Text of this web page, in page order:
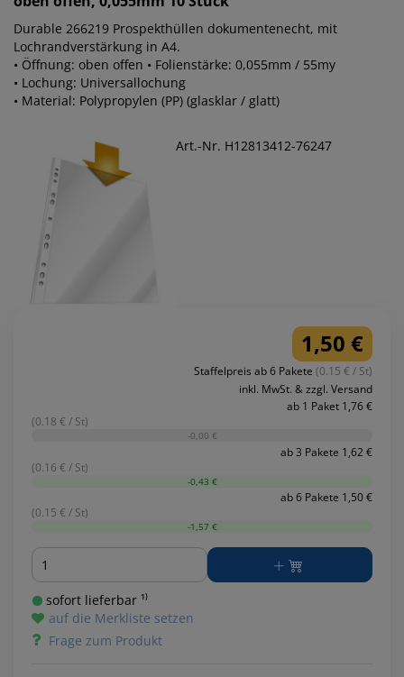
Durable 266219 Prospekthüllen dokumentenecht, mit
Lochrandverstärkung in A4.
• Öffnung: oben offen • Folienstärke: 0,055mm / 55my
• Lochung: Universallochung
• Material: Polypropylen (PP) (glasklar / glatt)
Art.-Nr. H12813412-76247
1,50 €
Staffelpreis ab 6 Pakete (0.15 € / St)
inkl. MwSt. & zzgl. Versand
ab 1 Paket 1,76 €
(0.18 € / St)
-0,00 €
ab 3 Pakete 1,62 €
(0.16 € / St)
-0,43 €
ab 6 Pakete 1,50 €
(0.15 € / St)
-1,57 €
Menge
sofort lieferbar ¹⁾
auf die Merkliste setzen
Frage zum Produkt